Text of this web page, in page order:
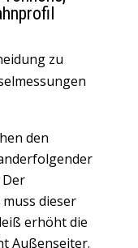
zu
den
dieser
erhöht die
Außenseiter.